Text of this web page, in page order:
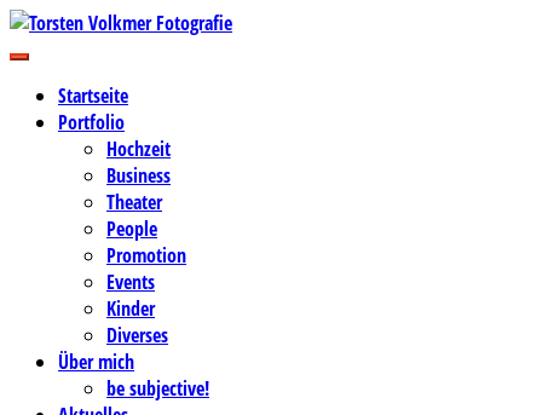
Zum
Inhalt
Torsten Volkmer Fotografie
Business-, Portrait- und Hochzeitsfotografie
Startseite
Portfolio
Hochzeit
Business
Theater
People
Promotion
Events
Kinder
Diverses
Über mich
be subjective!